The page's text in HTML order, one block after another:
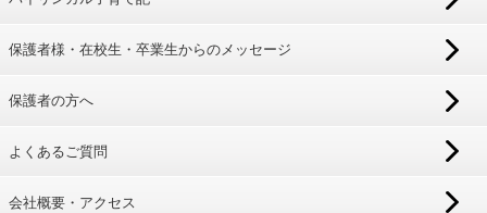
保護者様・在校生・卒業生からのメッセージ
保護者の方へ
よくあるご質問
会社概要・アクセス